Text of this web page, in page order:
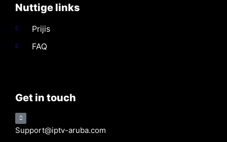
Nuttige links​
Prijis
FAQ
Get in touch
Support@iptv-aruba.com